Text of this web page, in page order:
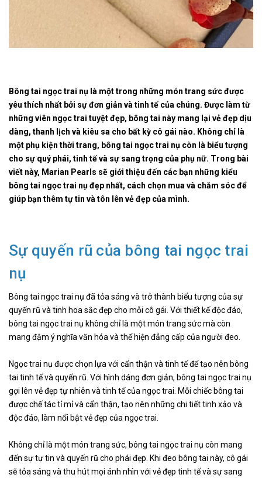
Bông tai ngọc trai nụ là một trong những món trang sức được
yêu thích nhất bởi sự đơn giản và tinh tế của chúng. Được làm từ
những viên ngọc trai tuyệt đẹp, bông tai này mang lại vẻ đẹp dịu
dàng, thanh lịch và kiêu sa cho bất kỳ cô gái nào. Không chỉ là
một phụ kiện thời trang, bông tai ngọc trai nụ còn là biểu tượng
cho sự quý phái, tinh tế và sự sang trọng của phụ nữ. Trong bài
viết này, Marian Pearls sẽ giới thiệu đến các bạn những kiểu
bông tai ngọc trai nụ đẹp nhất, cách chọn mua và chăm sóc để
giúp bạn thêm tự tin và tôn lên vẻ đẹp của mình.
Sự quyến rũ của bông tai ngọc trai
nụ
Bông tai ngọc trai nụ đã tỏa sáng và trở thành biểu tượng của sự
quyến rũ và tinh hoa sắc đẹp cho mỗi cô gái. Với thiết kế độc đáo,
bông tai ngọc trai nụ không chỉ là một món trang sức mà còn
mang đậm ý nghĩa văn hóa và thể hiện đẳng cấp của người đeo.
Ngọc trai nụ được chọn lựa với cẩn thận và tinh tế để tạo nên bông
tai tinh tế và quyến rũ. Với hình dáng đơn giản, bông tai ngọc trai nụ
gợi lên vẻ đẹp tự nhiên và tinh tế của ngọc trai. Mỗi chiếc bông tai
được chế tác tỉ mỉ và cẩn thận, tạo nên những chi tiết tinh xảo và
độc đáo, làm nổi bật vẻ đẹp của ngọc trai.
Không chỉ là một món trang sức, bông tai ngọc trai nụ còn mang
đến sự tự tin và quyến rũ cho phái đẹp. Khi đeo bông tai này, cô gái
sẽ tỏa sáng và thu hút mọi ánh nhìn với vẻ đẹp tinh tế và sự sang